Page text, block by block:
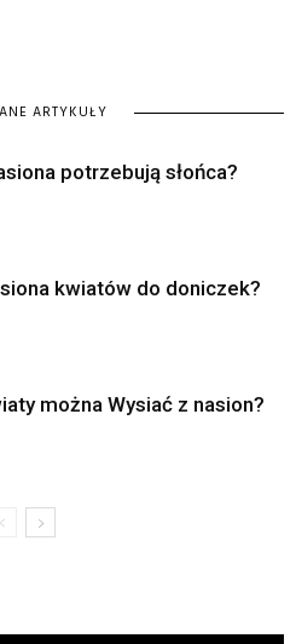
ARTYKUŁY
potrzebują słońca?
kwiatów do doniczek?
można Wysiać z nasion?